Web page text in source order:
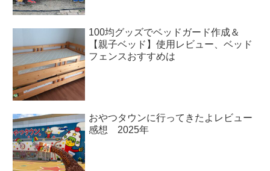
100均グッズでベッドガード作成＆
【親子ベッド】使用レビュー、ベッド
フェンスおすすめは
おやつタウンに行ってきたよレビュー
感想 2025年